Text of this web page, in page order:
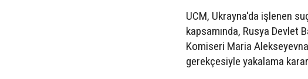
UCM, Ukrayna'da işlenen
kapsamında, Rusya Devlet
Komiseri Maria
gerekçesiyle yakalama